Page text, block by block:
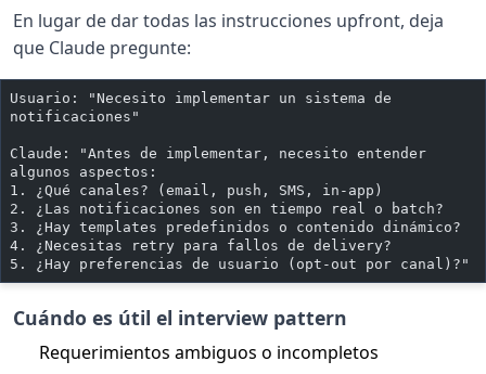
En lugar de dar todas las instrucciones upfront, deja
que Claude pregunte:
Usuario: "Necesito implementar un sistema de
notificaciones"
Claude: "Antes de implementar, necesito entender
algunos aspectos:
1. ¿Qué canales? (email, push, SMS, in-app)
2. ¿Las notificaciones son en tiempo real o batch?
3. ¿Hay templates predefinidos o contenido dinámico?
4. ¿Necesitas retry para fallos de delivery?
5. ¿Hay preferencias de usuario (opt-out por canal)?"
Cuándo es útil el interview pattern
Requerimientos ambiguos o incompletos